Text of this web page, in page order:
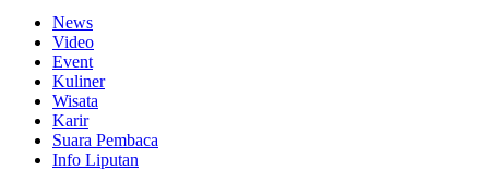
News
Video
Event
Kuliner
Wisata
Karir
Suara Pembaca
Info Liputan